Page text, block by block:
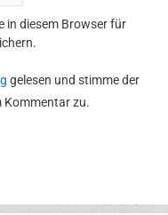
in diesem Browser für
gelesen und stimme der
Kommentar zu.